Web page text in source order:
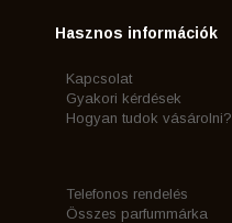
Hasznos információk
Kapcsolat
Gyakori kérdések
Hogyan tudok vásárolni?
Telefonos rendelés
Összes parfummárka